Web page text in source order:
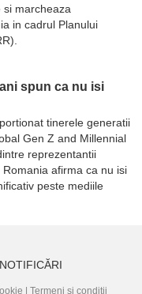
marcheaza
in cadrul Planului
spun ca nu isi
tinerele generatii
Gen Z and Millennial
reprezentantii
afirma ca nu isi
peste mediile
Termeni și condiții